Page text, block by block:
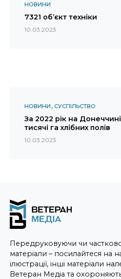
НОВИНИ
7321 об’єкт техніки
10.03.2023
НОВИНИ СУСПІЛЬСТВО
За 2022 рік на
тисячі га хлібних полів
10.03.2023
Передруковуючи чи
матеріали – посилайтеся на
ілюстрації, інші матеріали
Ветеран Медіа та